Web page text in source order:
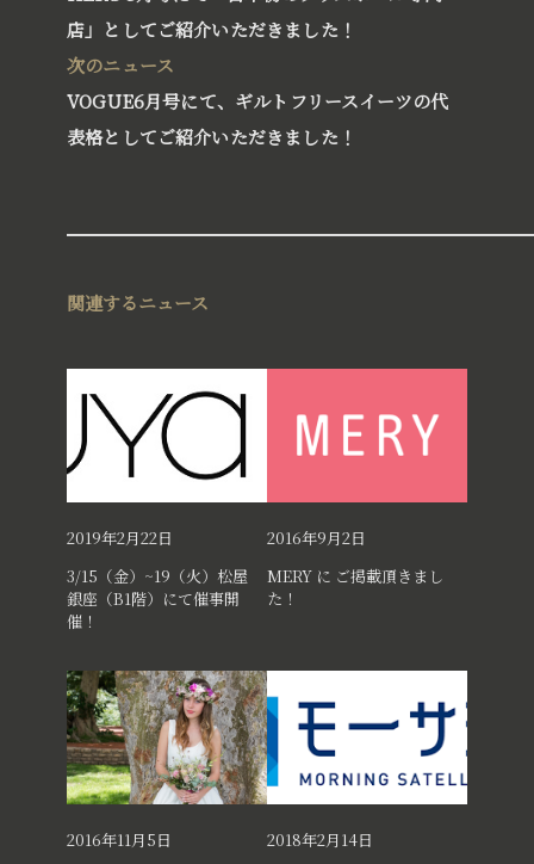
店」としてご紹介いただきました！
次のニュース
VOGUE6月号にて、ギルトフリースイーツの代
表格としてご紹介いただきました！
関連するニュース
2019年2月22日
3/15（金）~19（火）松屋
銀座（B1階）にて催事開
催！
2016年9月2日
MERY に ご掲載頂きまし
た！
2016年11月5日
2018年2月14日